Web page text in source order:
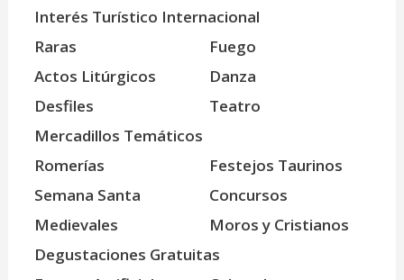
Interés Turístico Internacional
Raras
Fuego
Actos Litúrgicos
Danza
Desfiles
Teatro
Mercadillos Temáticos
Romerías
Festejos Taurinos
Semana Santa
Concursos
Medievales
Moros y Cristianos
Degustaciones Gratuitas